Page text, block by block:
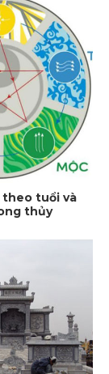
theo tuổi và
thủy